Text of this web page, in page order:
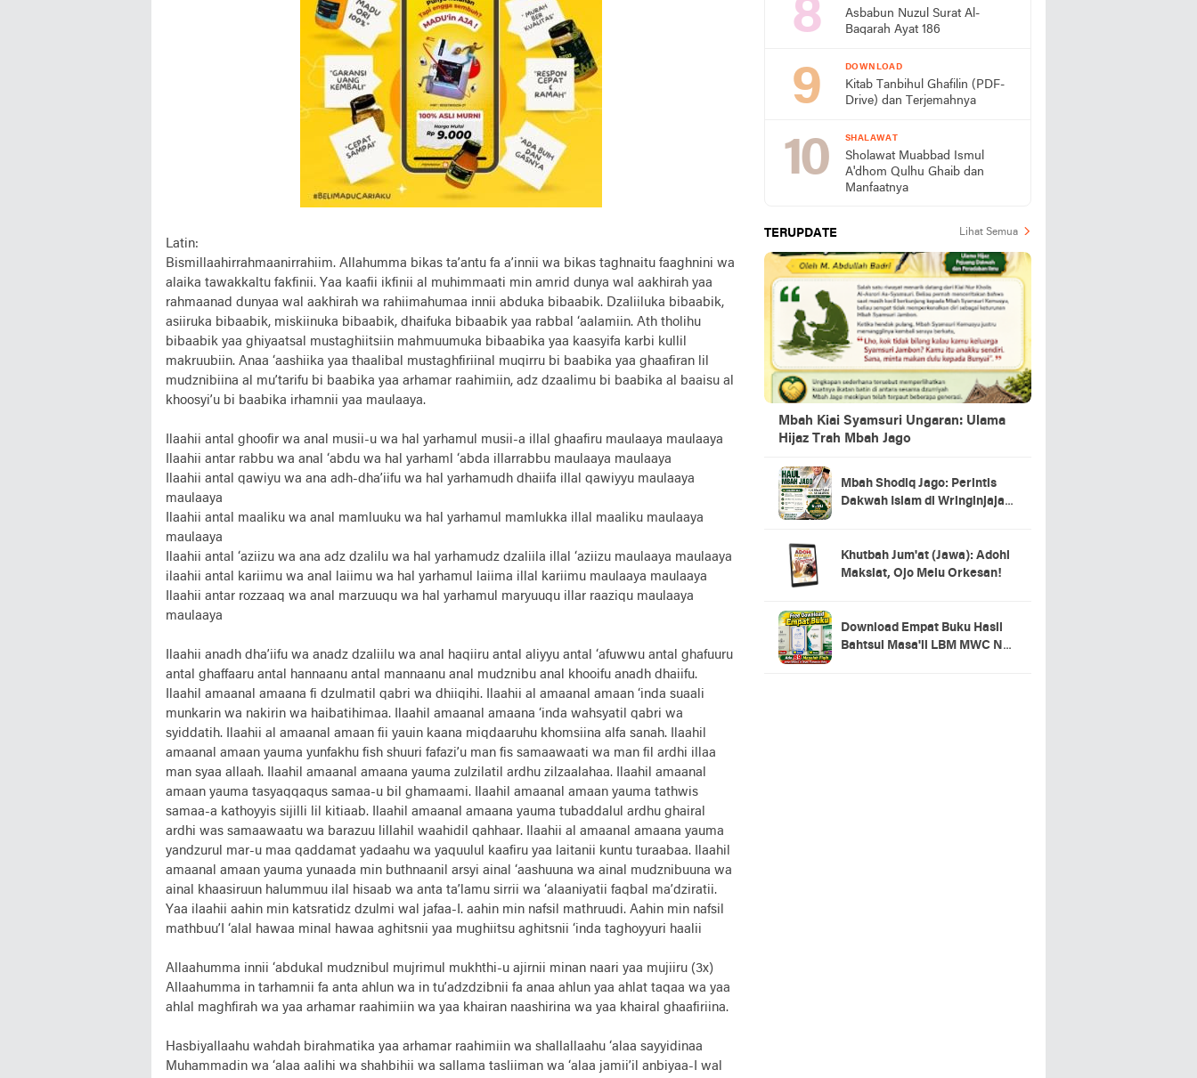
Latin:
Bismillaahirrahmaanirrahiim. Allahumma bikas ta’antu fa a’innii wa bikas taghnaitu faaghnini wa
alaika tawakkaltu fakfinii. Yaa kaafii ikfinii al muhimmaati min amrid dunya wal aakhirah yaa
rahmaanad dunyaa wal aakhirah wa rahiimahumaa innii abduka bibaabik. Dzaliiluka bibaabik,
asiiruka bibaabik, miskiinuka bibaabik, dhaifuka bibaabik yaa rabbal ‘aalamiin. Ath tholihu
bibaabik yaa ghiyaatsal mustaghiitsiin mahmuumuka bibaabika yaa kaasyifa karbi kullil
makruubiin. Anaa ‘aashiika yaa thaalibal mustaghfiriinal muqirru bi baabika yaa ghaafiran lil
mudznibiina al mu’tarifu bi baabika yaa arhamar raahimiin, adz dzaalimu bi baabika al baaisu al
khoosyi’u bi baabika irhamnii yaa maulaaya.
Ilaahii antal ghoofir wa anal musii-u wa hal yarhamul musii-a illal ghaafiru maulaaya maulaaya
Ilaahii antar rabbu wa anal ‘abdu wa hal yarhaml ‘abda illarrabbu maulaaya maulaaya
Ilaahii antal qawiyu wa ana adh-dha’iifu wa hal yarhamudh dhaiifa illal qawiyyu maulaaya
maulaaya
Ilaahii antal maaliku wa anal mamluuku wa hal yarhamul mamlukka illal maaliku maulaaya
maulaaya
Ilaahii antal ‘aziizu wa ana adz dzalilu wa hal yarhamudz dzaliila illal ‘aziizu maulaaya maulaaya
ilaahii antal kariimu wa anal laiimu wa hal yarhamul laiima illal kariimu maulaaya maulaaya
Ilaahii antar rozzaaq wa anal marzuuqu wa hal yarhamul maryuuqu illar raaziqu maulaaya
maulaaya
Ilaahii anadh dha’iifu wa anadz dzaliilu wa anal haqiiru antal aliyyu antal ‘afuwwu antal ghafuuru
antal ghaffaaru antal hannaanu antal mannaanu anal mudznibu anal khooifu anadh dhaiifu.
Ilaahil amaanal amaana fi dzulmatil qabri wa dhiiqihi. Ilaahii al amaanal amaan ‘inda suaali
munkarin wa nakirin wa haibatihimaa. Ilaahil amaanal amaana ‘inda wahsyatil qabri wa
syiddatih. Ilaahii al amaanal amaan fii yauin kaana miqdaaruhu khomsiina alfa sanah. Ilaahil
amaanal amaan yauma yunfakhu fish shuuri fafazi’u man fis samaawaati wa man fil ardhi illaa
man syaa allaah. Ilaahil amaanal amaana yauma zulzilatil ardhu zilzaalahaa. Ilaahil amaanal
amaan yauma tasyaqqaqus samaa-u bil ghamaami. Ilaahil amaanal amaan yauma tathwis
samaa-a kathoyyis sijilli lil kitiaab. Ilaahil amaanal amaana yauma tubaddalul ardhu ghairal
ardhi was samaawaatu wa barazuu lillahil waahidil qahhaar. Ilaahii al amaanal amaana yauma
yandzurul mar-u maa qaddamat yadaahu wa yaquulul kaafiru yaa laitanii kuntu turaabaa. Ilaahil
amaanal amaan yauma yunaada min buthnaanil arsyi ainal ‘aashuuna wa ainal mudznibuuna wa
ainal khaasiruun halummuu ilal hisaab wa anta ta’lamu sirrii wa ‘alaaniyatii faqbal ma’dziratii.
Yaa ilaahii aahin min katsratidz dzulmi wal jafaa-I. aahin min nafsil mathruudi. Aahin min nafsil
mathbuu’I ‘alal hawaa minal hawaa aghitsnii yaa mughiitsu aghitsnii ‘inda taghoyyuri haalii
Allaahumma innii ‘abdukal mudznibul mujrimul mukhthi-u ajirnii minan naari yaa mujiiru (3x)
Allaahumma in tarhamnii fa anta ahlun wa in tu’adzdzibnii fa anaa ahlun yaa ahlat taqaa wa yaa
ahlal maghfirah wa yaa arhamar raahimiin wa yaa khairan naashirina wa yaa khairal ghaafiriina.
Hasbiyallaahu wahdah birahmatika yaa arhamar raahimiin wa shallallaahu ‘alaa sayyidinaa
Muhammadin wa ‘alaa aalihi wa shahbihii wa sallama tasliiman wa ‘alaa jamii’il anbiyaa-I wal
Asbabun Nuzul Surat Al-
Baqarah Ayat 186
DOWNLOAD
Kitab Tanbihul Ghafilin (PDF-
Drive) dan Terjemahnya
SHALAWAT
Sholawat Muabbad Ismul
A'dhom Qulhu Ghaib dan
Manfaatnya
TERUPDATE Lihat Semua
Mbah Kiai Syamsuri Ungaran: Ulama
Hijaz Trah Mbah Jago
Mbah Shodiq Jago: Perintis
Dakwah Islam di Wringinjajar,
Khutbah Jum'at (Jawa): Adohi
Maksiat, Ojo Melu Orkesan!
Download Empat Buku Hasil
Bahtsul Masa'il LBM MWC NU